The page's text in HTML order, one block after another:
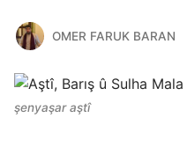
OMER FARUK BARAN
şenyaşar aştî